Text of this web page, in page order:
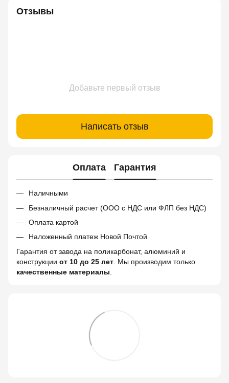
Отзывы
Добавьте первый отзыв
Написать отзыв
Оплата Гарантия
Наличными
Безналичный расчет (ООО с НДС или ФЛП без НДС)
Оплата картой
Наложенный платеж Новой Почтой
Гарантия от завода на поликарбонат, алюминий и
конструкции от 10 до 25 лет . Мы производим только
качественные материалы